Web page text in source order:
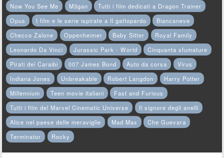
Now You See Me
M3gan
Tutti i film dedicati a Dragon Trainer
Opus
I film e le serie ispirate a Il gattopardo
Biancaneve
Checco Zalone
Oppenheimer Baby Sitter
Royal Family
Leonardo Da Vinci
Jurassic Park - World
Cinquanta sfumature
Pirati dei Caraibi
007 James Bond Auto da corsa
Virus
Indiana Jones
Unbreakable Robert Langdon
Harry Potter
Millennium
Teen movie italiani
Fast and Furious
Tutti i film del Marvel Cinematic Universe
Il signore degli anelli
Alice nel paese delle meraviglie
Mad Max
Che Guevara
Terminator
Rocky